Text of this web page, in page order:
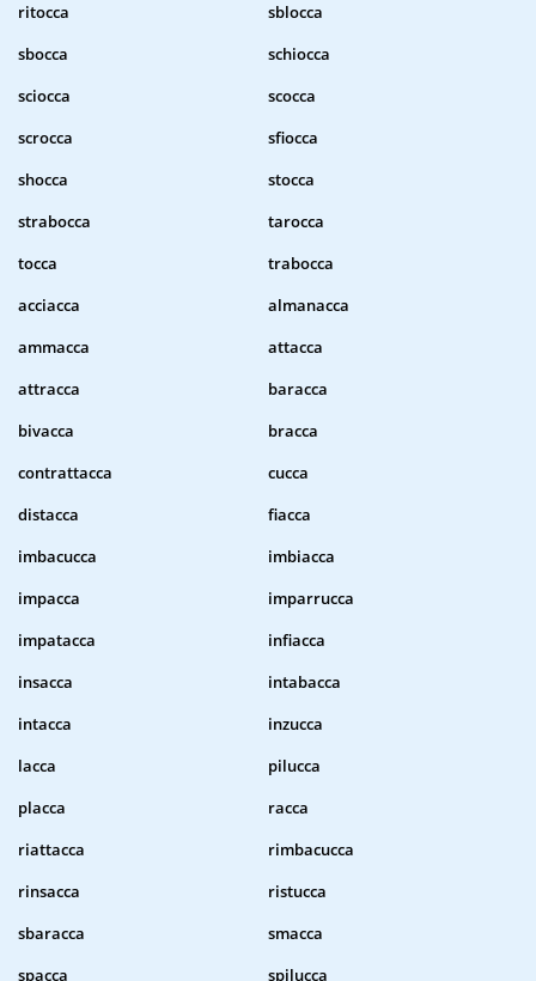
ritocca
sblocca
sbocca
schiocca
sciocca
scocca
scrocca
sfiocca
shocca
stocca
strabocca
tarocca
tocca
trabocca
acciacca
almanacca
ammacca
attacca
attracca
baracca
bivacca
bracca
contrattacca
cucca
distacca
fiacca
imbacucca
imbiacca
impacca
imparrucca
impatacca
infiacca
insacca
intabacca
intacca
inzucca
lacca
pilucca
placca
racca
riattacca
rimbacucca
rinsacca
ristucca
sbaracca
smacca
spacca
spilucca